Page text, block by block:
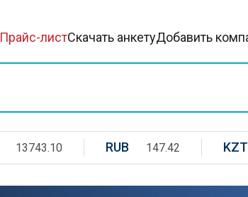
Прайс-листСкачать анкетуДобавить
13743.10 RUB 147.42 KZT